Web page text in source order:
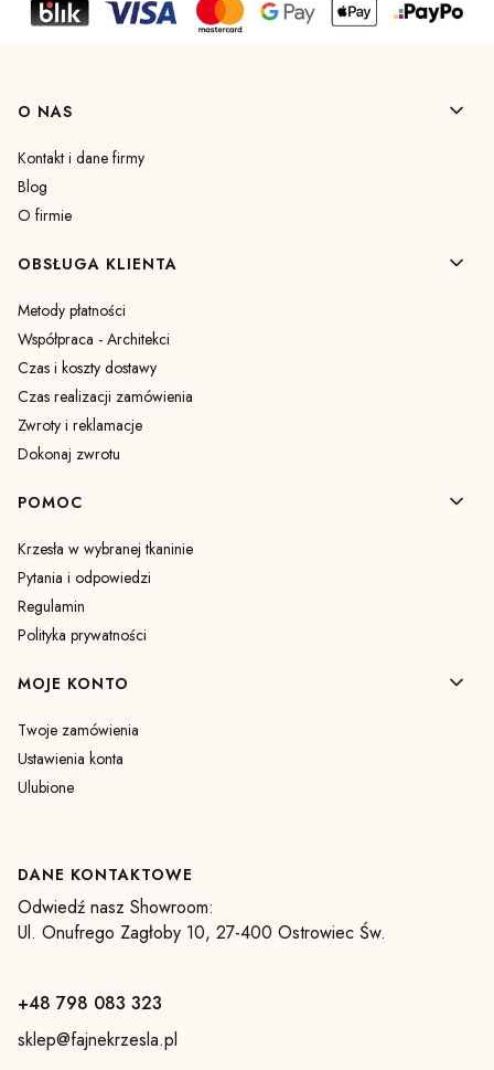
Linki w stopce
O NAS
Kontakt i dane firmy
Blog
O firmie
OBSŁUGA KLIENTA
Metody płatności
Współpraca - Architekci
Czas i koszty dostawy
Czas realizacji zamówienia
Zwroty i reklamacje
Dokonaj zwrotu
POMOC
Krzesła w wybranej tkaninie
Pytania i odpowiedzi
Regulamin
Polityka prywatności
MOJE KONTO
Twoje zamówienia
Ustawienia konta
Ulubione
DANE KONTAKTOWE
Odwiedź nasz Showroom:
Ul. Onufrego Zagłoby 10, 27-400 Ostrowiec Św.
+48 798 083 323
sklep@fajnekrzesla.pl